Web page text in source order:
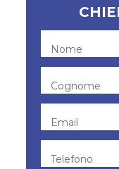
Nome
Cognome
Email
Telefono